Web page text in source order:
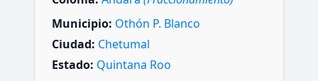
Municipio: Othón P. Blanco
Ciudad: Chetumal
Estado: Quintana Roo